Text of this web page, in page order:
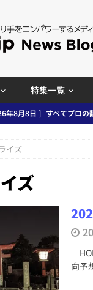
特集一覧
年8月8日 ] すべてプロの
年8月7日 ]
出版ニュースまとめ
「マンガワ
まとめ 2026.08.05
日刊
年8月4日 ] 小学館「マン
日刊出版ニュ
イズ
ズ
向予